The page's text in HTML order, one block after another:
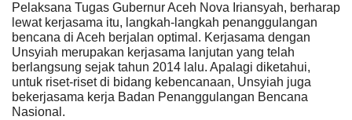
Pelaksana Tugas Gubernur Aceh Nova Iriansyah, berharap
lewat kerjasama itu, langkah-langkah penanggulangan
bencana di Aceh berjalan optimal. Kerjasama dengan
Unsyiah merupakan kerjasama lanjutan yang telah
berlangsung sejak tahun 2014 lalu. Apalagi diketahui,
untuk riset-riset di bidang kebencanaan, Unsyiah juga
bekerjasama kerja Badan Penanggulangan Bencana
Nasional.